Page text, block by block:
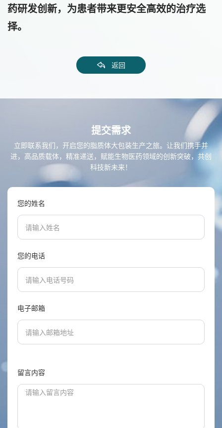
药研发创新，为患者带来更安全高效的治疗选
择。
返回
提交需求
立即联系我们，开启您的脂质体大包装生产之旅。让我们携手并
进，高品质载体，精准递送，赋能生物医药领域的创新突破，共创
科技新未来！
您的姓名
您的电话
电子邮箱
留言内容